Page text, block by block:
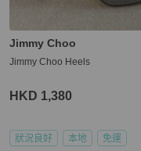
Jimmy Choo
Jimmy Choo Heels
HKD 1,380
狀況良好 本地 免運